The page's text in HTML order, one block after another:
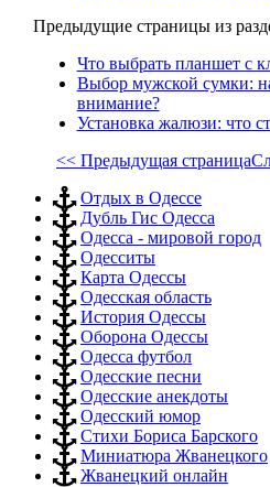
Предыдущие страницы из
Что выбрать планшет с
Выбор мужской сумки:
внимание?
Установка жалюзи: что
<< Предыдущая страница
Отдых в Одессе
Дубль Гис Одесса
Одесса - мировой город
Одесситы
Карта Одессы
Одесская область
История Одессы
Оборона Одессы
Одесса футбол
Одесские песни
Одесские анекдоты
Одесский юмор
Стихи Бориса Барского
Миниатюра Жванецкого
Жванецкий онлайн